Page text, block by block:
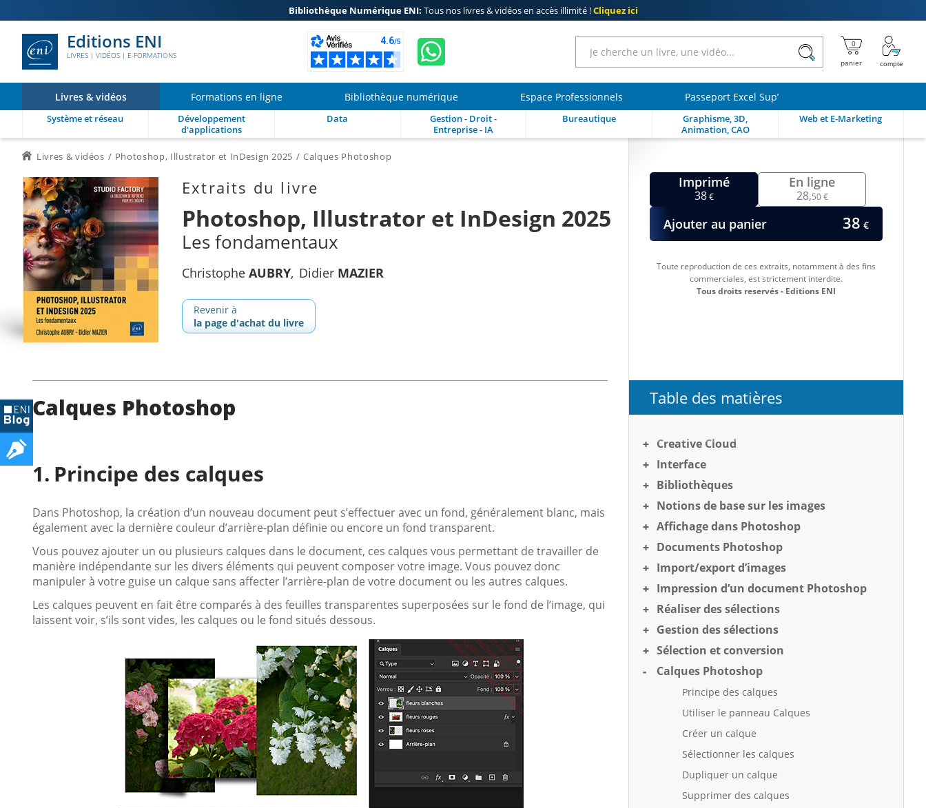
Bibliothèque Numérique ENI: Tous nos livres & vidéos en accès illimité !Cliquez ici
Editions ENI
LIVRES | VIDÉOS | E-FORMATIONS
Livres & vidéos Formations en ligne Bibliothèque numérique Espace Professionnels Passeport Excel Sup’
Système et réseau
Développement
d'applications
Data
Gestion - Droit -
Entreprise - IA
Bureautique
Graphisme, 3D,
Animation, CAO
Web et E-Marketing
Livres & vidéos Photoshop, Illustrator et InDesign 2025 Calques Photoshop
Extraits du livre
Photoshop, Illustrator et InDesign 2025
Les fondamentaux
Christophe AUBRY Didier MAZIER
Revenir à
la page d'achat du livre
Imprimé
38€
En ligne
28,50 €
Ajouter au panier 38 €
Toute reproduction de ces extraits, notamment à des fins
commerciales, est strictement interdite.
Tous droits reservés - Editions ENI
Calques Photoshop
Principe des calques
Dans Photoshop, la création d’un nouveau document peut s’effectuer avec un fond, généralement blanc, mais
également avec la dernière couleur d’arrière-plan définie ou encore un fond transparent.
Vous pouvez ajouter un ou plusieurs calques dans le document, ces calques vous permettant de travailler de
manière indépendante sur les divers éléments qui peuvent composer votre image. Vous pouvez donc
manipuler à votre guise un calque sans affecter l’arrière-plan de votre document ou les autres calques.
Les calques peuvent en fait être comparés à des feuilles transparentes superposées sur le fond de l’image, qui
laissent voir, s’ils sont vides, les calques ou le fond situés dessous.
Table des matières
Creative Cloud
Interface
Bibliothèques
Notions de base sur les images
Affichage dans Photoshop
Documents Photoshop
Import/export d’images
Impression d’un document Photoshop
Réaliser des sélections
Gestion des sélections
Sélection et conversion
Calques Photoshop
Principe des calques
Utiliser le panneau Calques
Créer un calque
Sélectionner les calques
Dupliquer un calque
Supprimer des calques